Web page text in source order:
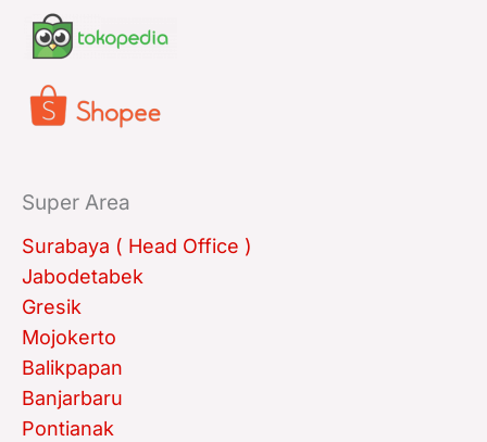
Super Area
Surabaya ( Head Office )
Jabodetabek
Gresik
Mojokerto
Balikpapan
Banjarbaru
Pontianak